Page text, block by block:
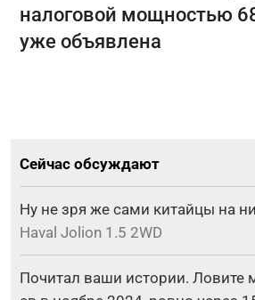
налоговой мощностью
уже объявлена
Сейчас обсуждают
Ну не зря же сами китайцы на
Haval Jolion 1.5 2WD
Почитал ваши истории. Ловите